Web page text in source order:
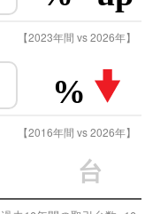
【2023年間 vs 2026年】
%
【2016年間 vs 2026年】
台